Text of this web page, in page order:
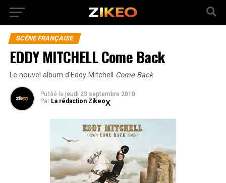
SCÈNE FRANÇAISE
EDDY MITCHELL Come Back
Le nouvel album d'Eddy Mitchell Come Back
Publié le jeudi 23 septembre 2010
Par La rédaction Zikeo